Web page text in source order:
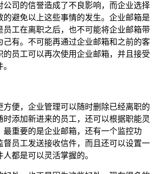
公司的信誉造成了不良影响，而企业选择
的避免以上这些事情的发生。企业邮箱是
员工在离职之后，也不可能将企业邮箱带
己有。不可能再通过企业邮箱和之前的客
的员工可以再次使用企业邮箱，并且接受
方便，企业管理可以随时删除已经离职的
时添加新进来的员工，还可以根据职能灵
最重要的是企业邮箱，还有一个监控功
督员工发送接收信件，而且还可以设置一
都是可以灵活掌握的。